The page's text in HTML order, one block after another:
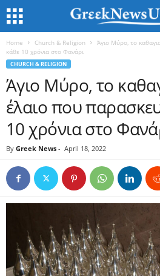
Home Church & Religion
Άγιο Μύρο, το
κάθε 10 χρόνια στο Φανάρι
CHURCH & RELIGION
Άγιο Μύρο, το
έλαιο που
10 χρόνια στο
By Greek News - April 18, 2022